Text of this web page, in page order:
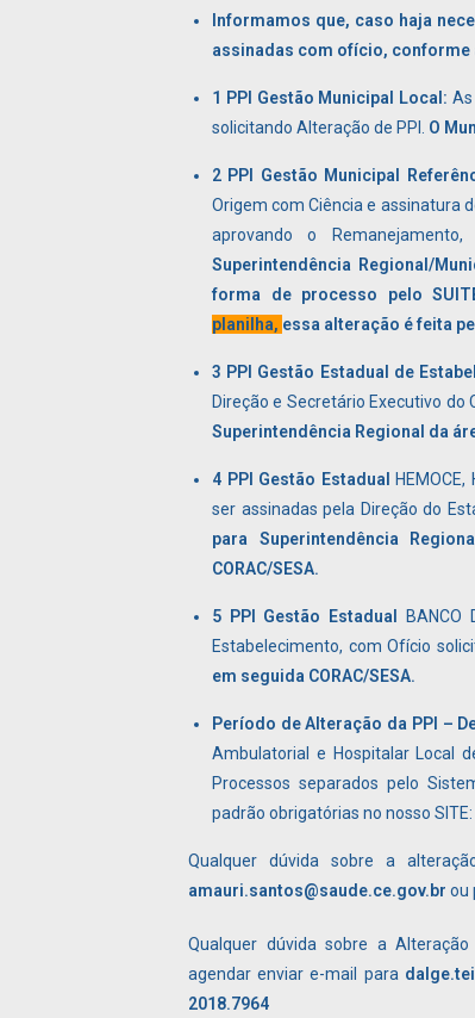
Informamos que, caso haja
assinadas com ofício, conforme
1 PPI Gestão Municipal Local:
solicitando Alteração de PPI. O
2 PPI Gestão Municipal
Origem com Ciência e assinatura
aprovando o
Superintendência Regional/
forma de processo pelo
planilha, essa alteração é feita
3 PPI Gestão Estadual de
Direção e Secretário Executivo do
Superintendência Regional da
4 PPI Gestão Estadual
ser assinadas pela Direção do
para Superintendência
CORAC/SESA.
5 PPI Gestão Estadual
BANCO
Estabelecimento, com Ofício
em seguida CORAC/SESA.
Período de Alteração da PPI –
Ambulatorial e Hospitalar Local
Processos separados pelo
padrão obrigatórias no nosso
Qualquer dúvida sobre a
amauri.santos@saude.ce.gov.br ou
Qualquer dúvida sobre a
agendar enviar e-mail para
2018.7964